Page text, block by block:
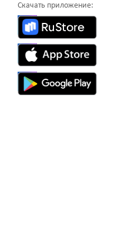
Скачать приложение: